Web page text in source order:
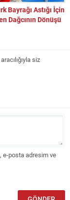
Bayrağı Astığı İçin
Dağcının Dönüşü
siz
e-posta adresim ve